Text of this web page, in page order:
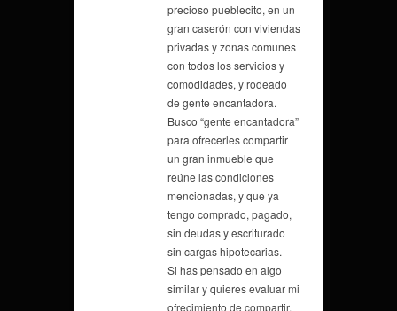
precioso pueblecito, en un
gran caserón con viviendas
privadas y zonas comunes
con todos los servicios y
comodidades, y rodeado
de gente encantadora.
Busco “gente encantadora”
para ofrecerles compartir
un gran inmueble que
reúne las condiciones
mencionadas, y que ya
tengo comprado, pagado,
sin deudas y escriturado
sin cargas hipotecarias.
Si has pensado en algo
similar y quieres evaluar mi
ofrecimiento de compartir,